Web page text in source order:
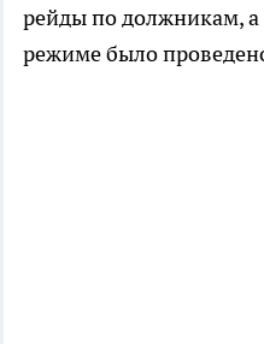
рейды по должникам,
режиме было